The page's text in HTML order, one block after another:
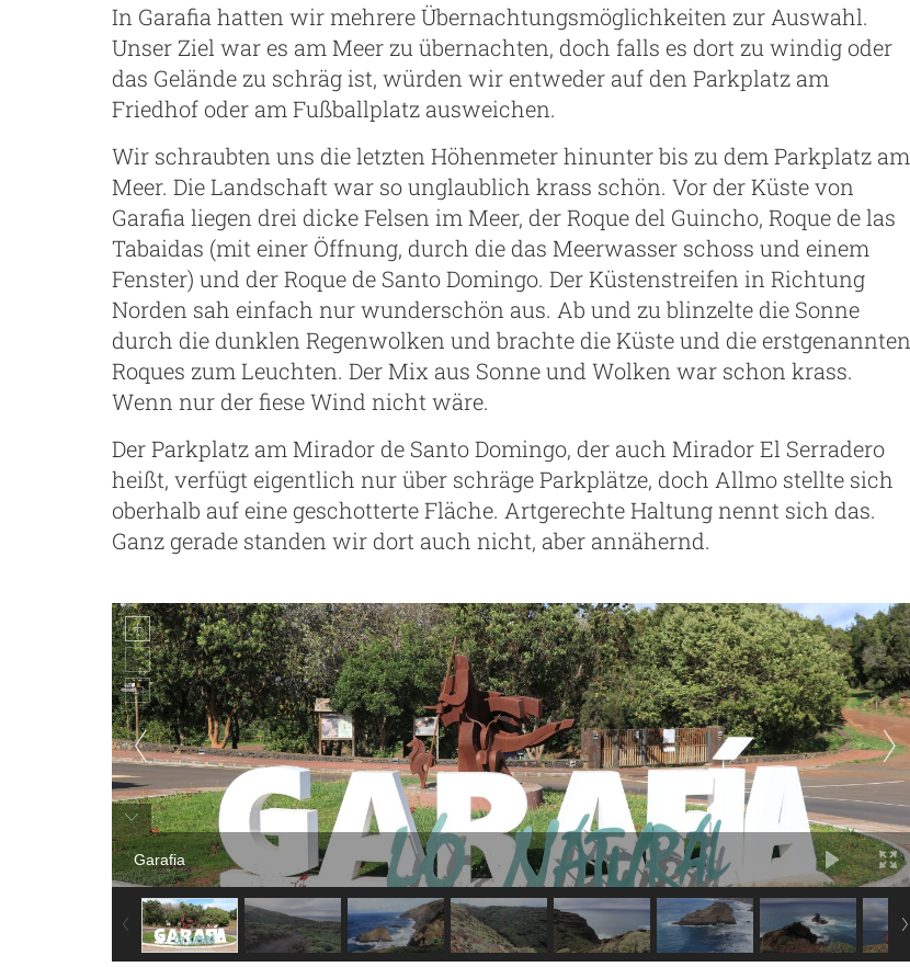
In Garafia hatten wir mehrere Übernachtungsmöglichkeiten zur Auswahl.
Unser Ziel war es am Meer zu übernachten, doch falls es dort zu windig oder
das Gelände zu schräg ist, würden wir entweder auf den Parkplatz am
Friedhof oder am Fußballplatz ausweichen.
Wir schraubten uns die letzten Höhenmeter hinunter bis zu dem Parkplatz am
Meer. Die Landschaft war so unglaublich krass schön. Vor der Küste von
Garafia liegen drei dicke Felsen im Meer, der Roque del Guincho, Roque de las
Tabaidas (mit einer Öffnung, durch die das Meerwasser schoss und einem
Fenster) und der Roque de Santo Domingo. Der Küstenstreifen in Richtung
Norden sah einfach nur wunderschön aus. Ab und zu blinzelte die Sonne
durch die dunklen Regenwolken und brachte die Küste und die erstgenannten
Roques zum Leuchten. Der Mix aus Sonne und Wolken war schon krass.
Wenn nur der fiese Wind nicht wäre.
Der Parkplatz am Mirador de Santo Domingo, der auch Mirador El Serradero
heißt, verfügt eigentlich nur über schräge Parkplätze, doch Allmo stellte sich
oberhalb auf eine geschotterte Fläche. Artgerechte Haltung nennt sich das.
Ganz gerade standen wir dort auch nicht, aber annähernd.
Garafia